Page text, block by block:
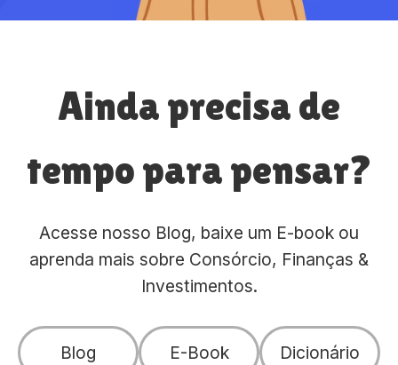
Ainda precisa de
tempo para pensar?
Acesse nosso Blog, baixe um E-book ou
aprenda mais sobre Consórcio, Finanças &
Investimentos.
Blog E-Book Dicionário